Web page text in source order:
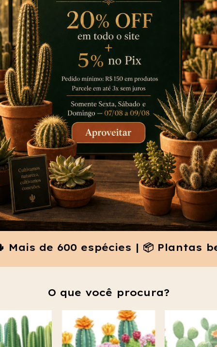
espécies | 📦 Plantas bem
O que você procura?